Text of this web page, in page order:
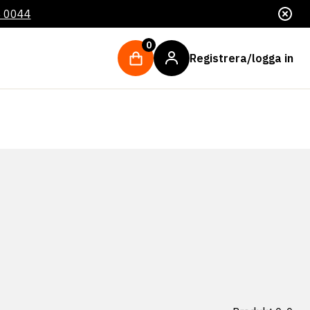
0044
0
Registrera/logga in